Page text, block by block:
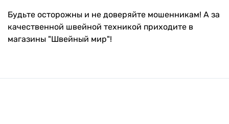
Будьте осторожны и не доверяйте мошенникам! А за
качественной швейной техникой приходите в
магазины "Швейный мир"!